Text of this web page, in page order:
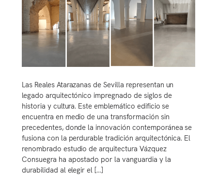
Las Reales Atarazanas de Sevilla representan un
legado arquitectónico impregnado de siglos de
historia y cultura. Este emblemático edificio se
encuentra en medio de una transformación sin
precedentes, donde la innovación contemporánea se
fusiona con la perdurable tradición arquitectónica. El
renombrado estudio de arquitectura Vázquez
Consuegra ha apostado por la vanguardia y la
durabilidad al elegir el […]